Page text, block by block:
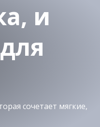
и
сочетает мягкие,